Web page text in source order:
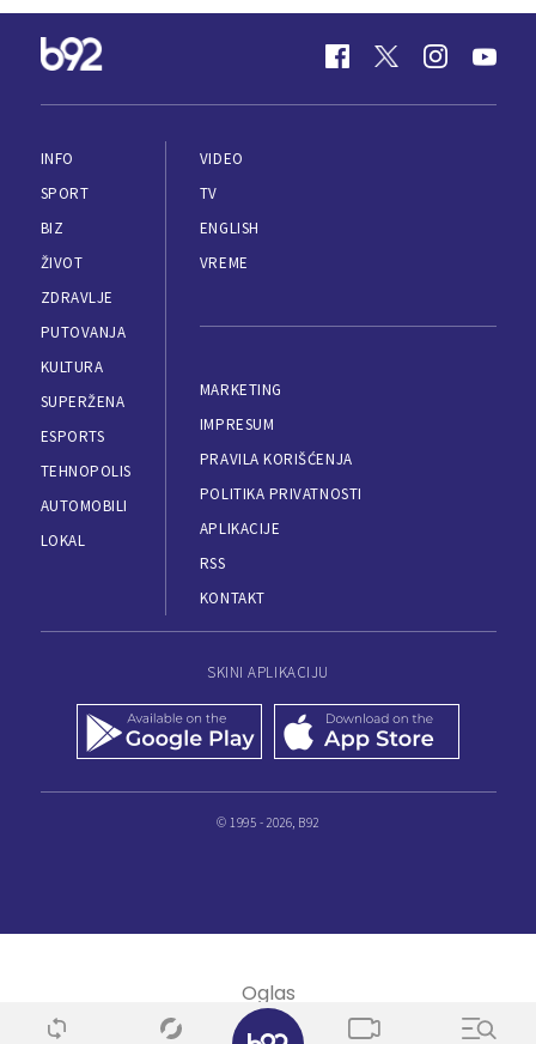
INFO
SPORT
BIZ
ŽIVOT
ZDRAVLJE
PUTOVANJA
KULTURA
SUPERŽENA
ESPORTS
TEHNOPOLIS
AUTOMOBILI
LOKAL
VIDEO
TV
ENGLISH
VREME
MARKETING
IMPRESUM
PRAVILA KORIŠĆENJA
POLITIKA PRIVATNOSTI
APLIKACIJE
RSS
KONTAKT
SKINI APLIKACIJU
© 1995 - 2026, B92